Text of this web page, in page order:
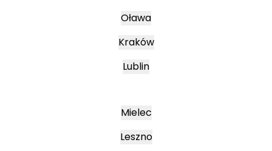
Oława
Kraków
Lublin
Mielec
Leszno